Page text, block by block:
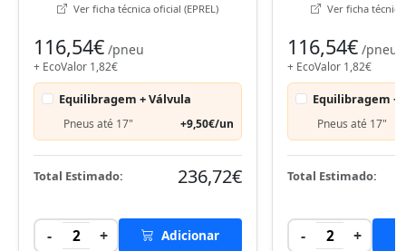
Ver ficha técnica oficial (EPREL)
116,54€ /pneu
+ EcoValor 1,82€
Equilibragem + Válvula
Pneus até 17" +9,50€/un
Total Estimado: 236,72€
- 2 + Adicionar
Ver ficha técnica
116,54€ /pneu
+ EcoValor 1,82€
Equilibragem +
Pneus até 17"
Total Estimado:
- 2 +